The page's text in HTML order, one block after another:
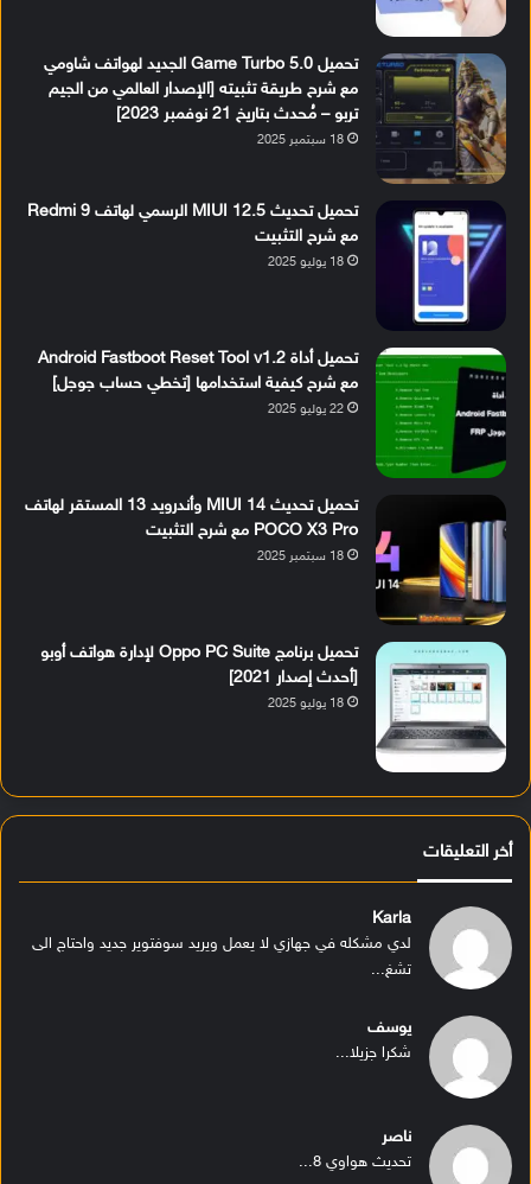
تحميل Game Turbo 5.0 الجديد لهواتف شاومي
مع شرح طريقة تثبيته [الإصدار العالمي من الجيم
تربو – مُحدث بتاريخ 21 نوفمبر 2023]
18 سبتمبر 2025
تحميل تحديث MIUI 12.5 الرسمي لهاتف Redmi 9
مع شرح التثبيت
18 يوليو 2025
تحميل أداة Android Fastboot Reset Tool v1.2
مع شرح كيفية استخدامها [تخطي حساب جوجل]
22 يوليو 2025
تحميل تحديث MIUI 14 وأندرويد 13 المستقر لهاتف
POCO X3 Pro مع شرح التثبيت
18 سبتمبر 2025
تحميل برنامج Oppo PC Suite لإدارة هواتف أوبو
[أحدث إصدار 2021]
18 يوليو 2025
أخر التعليقات
Karla
لدي مشكله في جهازي لا يعمل ويريد سوفتوير جديد واحتاج الى
تشغ...
يوسف
شكرا جزيلا...
ناصر
تحديث هواوي 8...